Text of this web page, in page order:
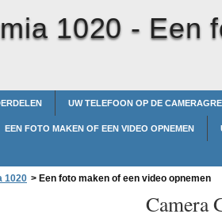
1020 - Een
UW TELEFOON OP DE
EEN FOTO MAKEN OF EEN VIDEO OPNEMEN
1020 > Een foto maken of een video opnemen
Camera